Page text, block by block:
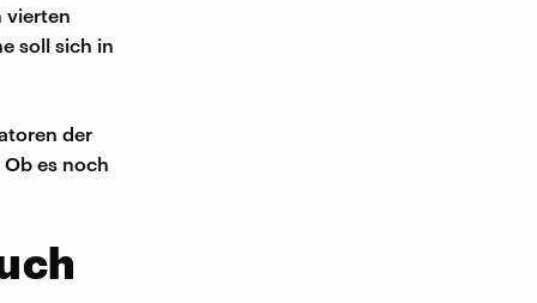
vierten
soll sich in
der
es noch